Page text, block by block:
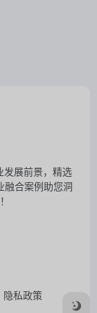
发展前景，精选
融合案例助您洞
隐私政策